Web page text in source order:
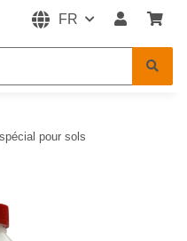
FR
pour sols